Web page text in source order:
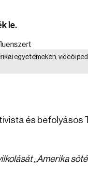
le.
egyetemeken, videói
és
„Amerika